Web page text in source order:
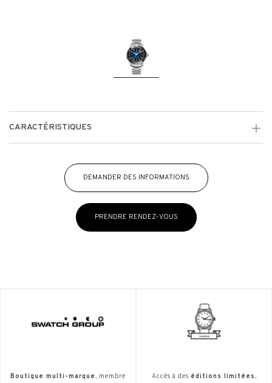
CARACTÉRISTIQUES
DEMANDER DES INFORMATIONS
PRENDRE RENDEZ-VOUS
Boutique multi-marque, membre
Accès à des éditions limitées,